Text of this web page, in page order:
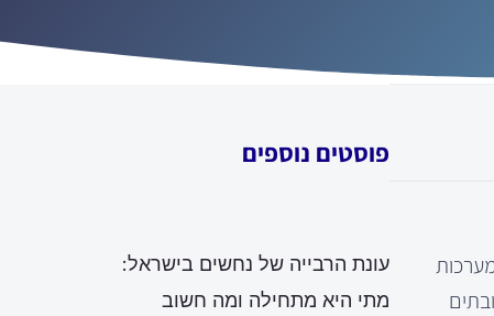
פוסטים נוספים
עונת הרבייה של נחשים בישראל:
מתי היא מתחילה ומה חשוב